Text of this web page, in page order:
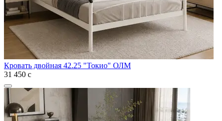
Кровать двойная 42.25 "Токио" ОЛМ
31 450 с